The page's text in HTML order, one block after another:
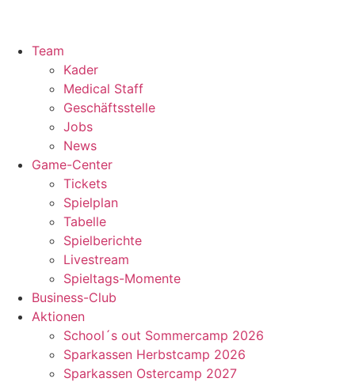
Team
Kader
Medical Staff
Geschäftsstelle
Jobs
News
Game-Center
Tickets
Spielplan
Tabelle
Spielberichte
Livestream
Spieltags-Momente
Business-Club
Aktionen
School´s out Sommercamp 2026
Sparkassen Herbstcamp 2026
Sparkassen Ostercamp 2027